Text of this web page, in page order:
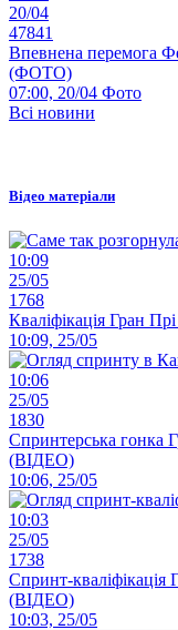
20/04
47841
Впевнена перемога
(ФОТО)
07:00, 20/04 Фото
Всі новини
Відео матеріали
10:09
25/05
1768
Кваліфікація Гран
10:09, 25/05
10:06
25/05
1830
Спринтерська гонка
(ВІДЕО)
10:06, 25/05
10:03
25/05
1738
Спринт-
(ВІДЕО)
10:03, 25/05